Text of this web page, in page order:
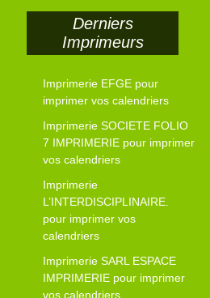
Derniers
Imprimeurs
Imprimerie EFGE pour
imprimer vos calendriers
Imprimerie SOCIETE FOLIO
7 IMPRIMERIE pour imprimer
vos calendriers
Imprimerie
L’INTERDISCIPLINAIRE.
pour imprimer vos
calendriers
Imprimerie SARL ESPACE
IMPRIMERIE pour imprimer
vos calendriers